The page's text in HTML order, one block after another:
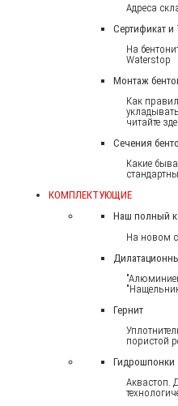
Адреса
Сертификат и
На
Waterstop
Монтаж
Как
читайте
Сечения
Какие
КОМПЛЕКТУЮЩИЕ
Наш полный
На новом
Гернит
пористой
Гидрошпонки
Аквастоп.